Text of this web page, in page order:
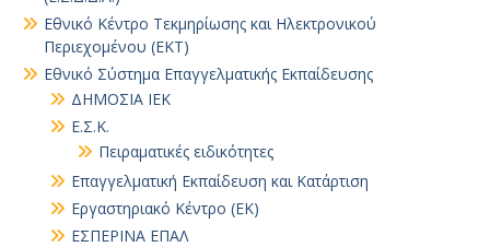
Εθνικό Κέντρο Τεκμηρίωσης και Ηλεκτρονικού
Περιεχομένου (ΕΚΤ)
Εθνικό Σύστημα Επαγγελματικής Εκπαίδευσης
ΔΗΜΟΣΙΑ ΙΕΚ
Ε.Σ.Κ.
Πειραματικές ειδικότητες
Επαγγελματική Εκπαίδευση και Κατάρτιση
Εργαστηριακό Κέντρο (ΕΚ)
ΕΣΠΕΡΙΝΑ ΕΠΑΛ